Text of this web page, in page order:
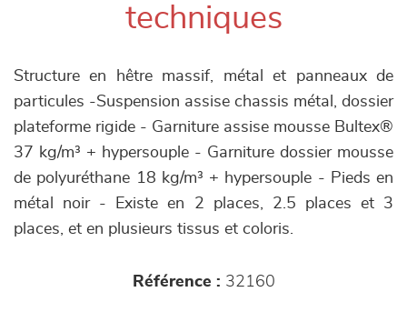
techniques
Structure en hêtre massif, métal et panneaux de
particules -Suspension assise chassis métal, dossier
plateforme rigide - Garniture assise mousse Bultex®
37 kg/m³ + hypersouple - Garniture dossier mousse
de polyuréthane 18 kg/m³ + hypersouple - Pieds en
métal noir - Existe en 2 places, 2.5 places et 3
places, et en plusieurs tissus et coloris.
Référence : 32160